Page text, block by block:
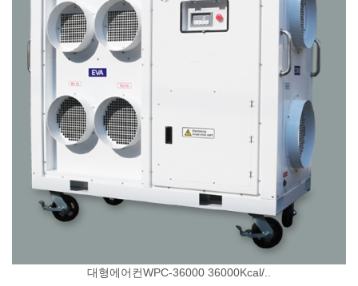
대형에어컨WPC-36000 36000Kcal/..